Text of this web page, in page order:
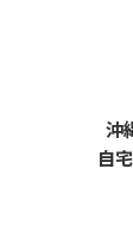
沖
自